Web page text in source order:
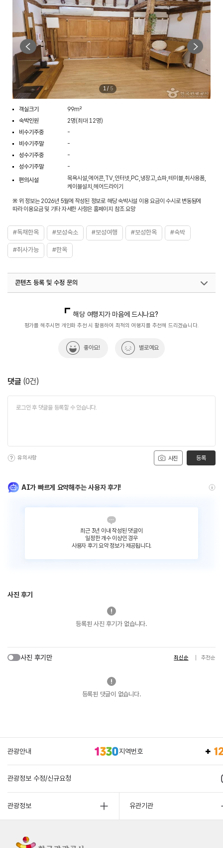
1/ 5
객실크기
99m²
숙박인원
2명(최대 12명)
비수기주중
-
비수기주말
-
성수기주중
-
성수기주말
-
편의시설
목욕시설,에어콘,TV,인터넷,PC,냉장고,쇼파,테이블,취사용품,
케이블설치,헤어드라이기
※ 위 정보는 2026년 5월에 작성된 정보로 해당 숙박시설 이용 요금이 수시로 변동됨에
따라 이용요금 및 기타 자세한 사항은 홈페이지 참조 요망
#독채한옥 #보성숙소 #보성여행 #보성한옥 #숙박
#취사가능 #한옥
콘텐츠 등록 및 수정 문의
해당 여행지가 마음에 드시나요?
평가를 해주시면 개인화 추천 시 활용하여 최적의 여행지를 추천해 드리겠습니다.
좋아요! 별로예요
댓글 (0건)
사진
유의사항 등록
AI가 빠르게 요약해주는 사용자 후기!
최근 3년 이내 작성된 댓글이
일정한 개수 이상인 경우
사용자 후기 요약 정보가 제공됩니다.
사진 후기
등록된 사진 후기가 없습니다.
사진 후기만 최신순 추천순
등록된 댓글이 없습니다.
관광안내 지역번호
관광정보 수정/신규요청
관광정보 유관기관